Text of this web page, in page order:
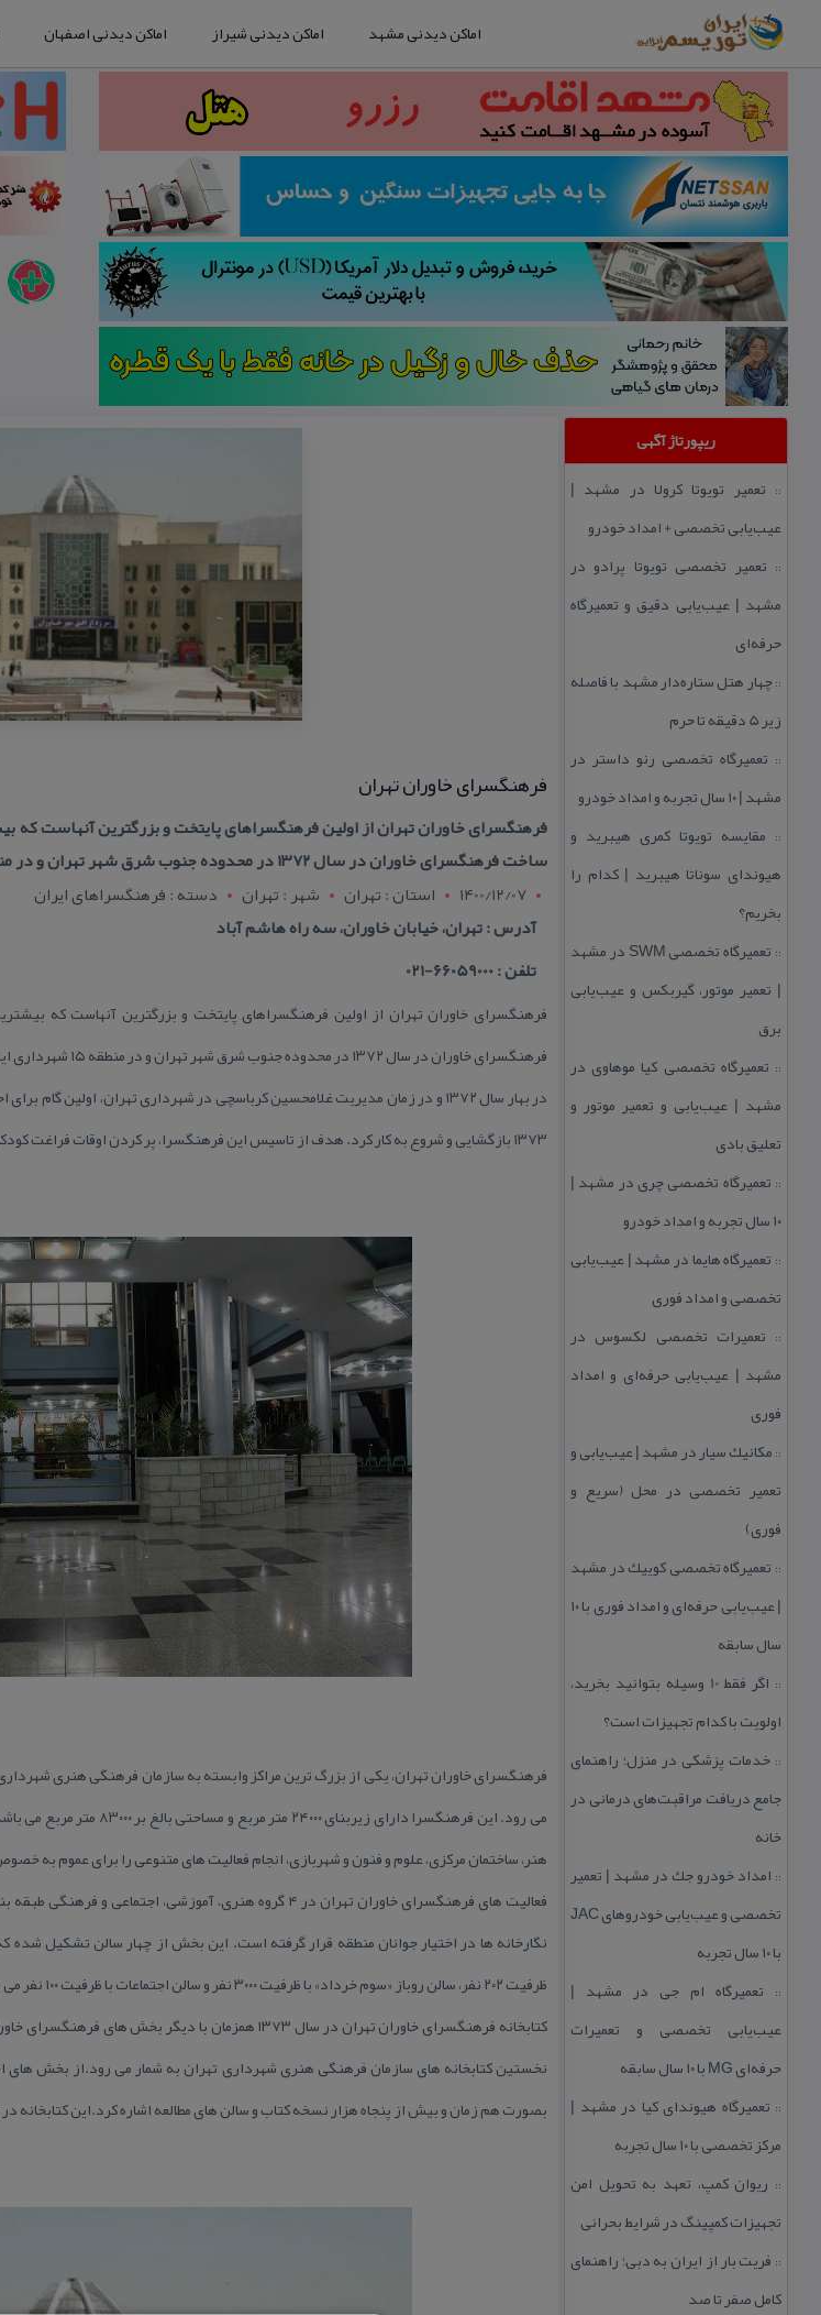
اماکن دیدنی مشهد اماکن دیدنی شیراز اماکن دیدنی اصفهان
ریپورتاژ آگهی
:: تعمیر تویوتا كرولا در مشهد |
عیب‌یابی تخصصی + امداد خودرو
:: تعمیر تخصصی تویوتا پرادو در
مشهد | عیب‌یابی دقیق و تعمیرگاه
حرفه‌ای
::چهار هتل‌ ستاره‌دار مشهد با فاصله
زیر 5 دقیقه تا حرم
:: تعمیرگاه تخصصی رنو داستر در
مشهد | ۱۰ سال تجربه و امداد خودرو
:: مقایسه تویوتا كمری هیبرید و
هیوندای سوناتا هیبرید | كدام را
بخریم؟
::
تعمیرگاه تخصصی SWM در مشهد
| تعمیر موتور، گیربكس و عیب‌یابی
برق
:: تعمیرگاه تخصصی كیا موهاوی در
مشهد | عیب‌یابی و تعمیر موتور و
تعلیق بادی
:: تعمیرگاه تخصصی چری در مشهد |
۱۰ سال تجربه و امداد خودرو
:: تعمیرگاه هایما در مشهد | عیب‌یابی
تخصصی و امداد فوری
:: تعمیرات تخصصی لكسوس در
مشهد | عیب‌یابی حرفه‌ای و امداد
فوری
:: مكانیك سیار در مشهد | عیب‌یابی و
تعمیر تخصصی در محل (سریع و
فوری)
:: تعمیرگاه تخصصی كوییك در مشهد
| عیب‌یابی حرفه‌ای و امداد فوری با ۱۰
سال سابقه
::
اگر فقط 10 وسیله بتوانید بخرید،
اولویت با كدام تجهیزات است؟
:: خدمات پزشكی در منزل؛ راهنمای
جامع دریافت مراقبت‌های درمانی در
خانه
:: امداد خودرو جك در مشهد | تعمیر
تخصصی و عیب‌یابی خودروهای JAC
با ۱۰ سال تجربه
:: تعمیرگاه ام جی در مشهد |
عیب‌یابی تخصصی و تعمیرات
حرفه‌ای MG با ۱۰ سال سابقه
:: تعمیرگاه هیوندای كیا در مشهد |
مركز تخصصی با ۱۰ سال تجربه
:: ریوان كمپ، تعهد به تحویل امن
تجهیزات كمپینگ در شرایط بحرانی
:: فریت بار از ایران به دبی؛ راهنمای
كامل صفر تا صد
فرهنگسرای خاوران تهران
فرهنگسرای خاوران تهران از اولین فرهنگسراهای پایتخت و بزرگترین آنهاست كه
ساخت فرهنگسرای خاوران در سال ۱۳۷۲ در محدوده جنوب شرق شهر تهران و در منطقه ۱۵ شهرداری این شهر آغاز گردید.
1400/12/07
استان : تهران شهر : تهران
دسته : فرهنگسراهای ایران
آدرس : تهران، خیابان خاوران، سه راه هاشم آباد
تلفن : 66059000-021
فرهنگسرای خاوران تهران از اولین فرهنگسراهای پایتخت و بزرگترین آنهاست كه
فرهنگسرای خاوران در سال ۱۳۷۲ در محدوده جنوب شرق شهر تهران و در منطقه ۱۵ شهرداری این شهر آغاز گردید.
در بهار سال ۱۳۷۲ و در زمان مدیریت غلامحسین كرباسچی در شهرداری تهران،
۱۳۷۳ بازگشایی و شروع به كار كرد. هدف از تاسیس این فرهنگسرا، پر كردن اوقات فراغت كودكان و جوانان جنوب شرق تهران بود.
فرهنگسرای خاوران تهران، یكی از بزرگ ترین مراكز وابسته به سازمان فرهنگی هنری
می رود. این فرهنگسرا دارای
هنر، ساختمان مركزی، علوم و فنون و شهربازی، انجام فعالیت های متنوعی را برای عموم به
فعالیت های فرهنگسرای خاوران تهران در ۴ گروه هنری،
ظرفیت ۲۰۲ نفر، سالن روباز «سوم خرداد» با ظرفیت ۳۰۰۰ نفر و سالن اجتماعات با ظرفیت ۱۰۰ نفر می باشد.
كتابخانه فرهنگسرای خاوران تهران در سال ۱۳۷۳ همزمان با
نخستین كتابخانه های سازمان فرهنگی هنری شهرداری تهران به شمار می رود.از بخش
بصورت هم زمان و بیش از پنجاه هزار نسخه كتاب و سالن های مطالعه اشاره كرد.این كتابخانه